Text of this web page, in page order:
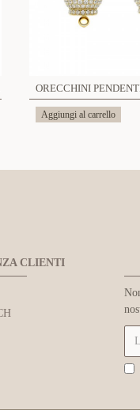
Aggiungi al carrello
CLIENTI